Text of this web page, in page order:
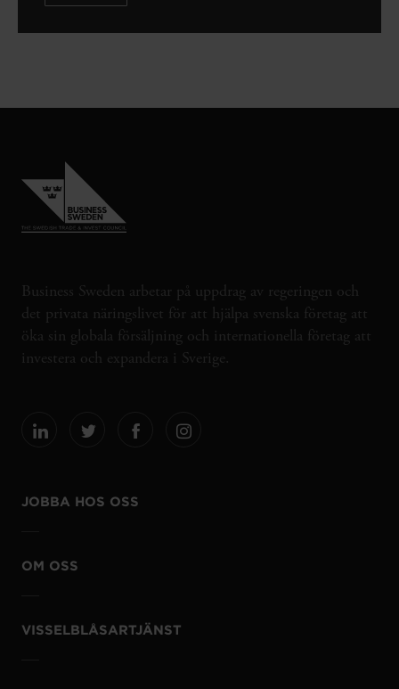
Business Sweden arbetar på uppdrag av regeringen och
det privata näringslivet för att hjälpa svenska företag att
öka sin globala försäljning och internationella företag att
investera och expandera i Sverige.
JOBBA HOS OSS
OM OSS
VISSELBLÅSARTJÄNST